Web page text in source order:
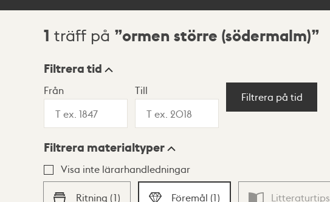
Sökresultat
1 träff på ormen större (södermalm)
Visningsläge
Lista Karta
Filtrera tid
Från Till
Filtrera på tid
Filtrera materialtyper
Visa inte lärarhandledningar
Ritning (1) Föremål (1) Litteraturtips